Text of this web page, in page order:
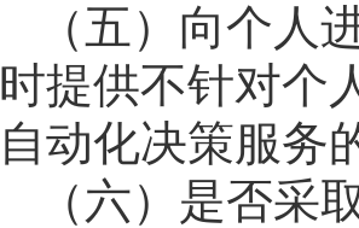
（五）向个人
时提供不针对个
自动化决策服务
（六）是否采